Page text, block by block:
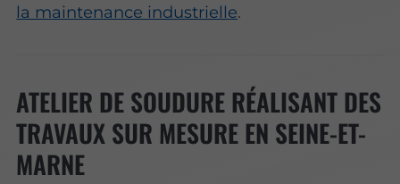
la maintenance industrielle.
ATELIER DE SOUDURE RÉALISANT DES
TRAVAUX SUR MESURE EN SEINE-ET-
MARNE